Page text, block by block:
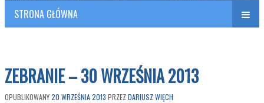
STRONA GŁÓWNA
ZEBRANIE – 30 WRZEŚNIA 2013
OPUBLIKOWANY20 WRZEŚNIA 2013 PRZEZDARIUSZ WIĘCH